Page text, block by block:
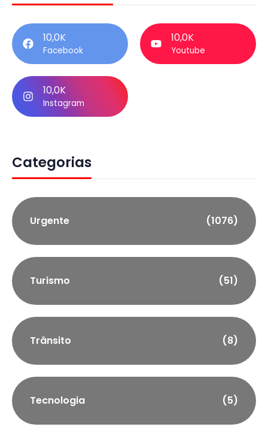
10,0K
Facebook
10,0K
Youtube
10,0K
Instagram
Categorias
Urgente (1076)
Turismo (51)
Trânsito (8)
Tecnologia (5)